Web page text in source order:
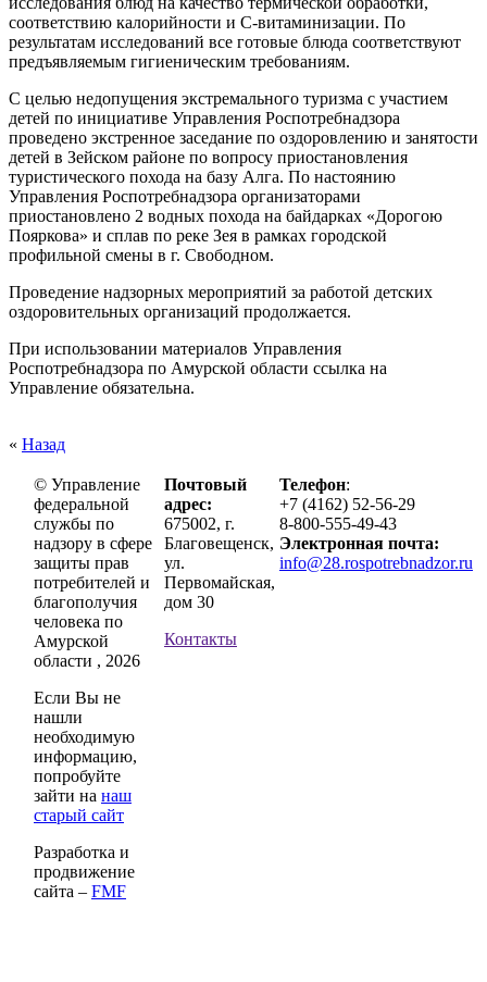
соответствию калорийности и С-витаминизации. По
результатам исследований все готовые блюда соответствуют
предъявляемым гигиеническим требованиям.
С целью недопущения экстремального туризма с участием
детей по инициативе Управления Роспотребнадзора
проведено экстренное заседание по оздоровлению и занятости
детей в Зейском районе по вопросу приостановления
туристического похода на базу Алга. По настоянию
Управления Роспотребнадзора организаторами
приостановлено 2 водных похода на байдарках «Дорогою
Пояркова» и сплав по реке Зея в рамках городской
профильной смены в г. Свободном.
Проведение надзорных мероприятий за работой детских
оздоровительных организаций продолжается.
При использовании материалов Управления
Роспотребнадзора по Амурской области ссылка на
Управление обязательна.
« Назад
© Управление
федеральной
службы по
надзору в сфере
защиты прав
потребителей и
благополучия
человека по
Амурской
области , 2026
Если Вы не
нашли
необходимую
информацию,
попробуйте
зайти на наш
старый сайт
Разработка и
продвижение
сайта – FMF
Почтовый
адрес:
675002, г.
Благовещенск,
ул.
Первомайская,
дом 30
Контакты
Телефон:
+7 (4162) 52-56-29
8-800-555-49-43
Электронная почта:
info@28.rospotrebnadzor.ru